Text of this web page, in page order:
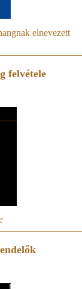
elnevezett
felvétele